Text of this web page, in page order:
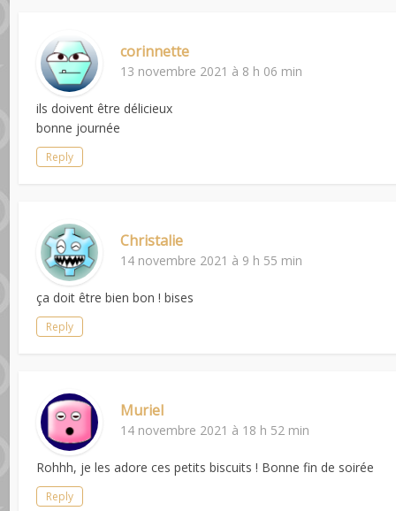
corinnette
13 novembre 2021 à 8 h 06 min
ils doivent être délicieux
bonne journée
Reply
Christalie
14 novembre 2021 à 9 h 55 min
ça doit être bien bon ! bises
Reply
Muriel
14 novembre 2021 à 18 h 52 min
Rohhh, je les adore ces petits biscuits ! Bonne fin de soirée
Reply